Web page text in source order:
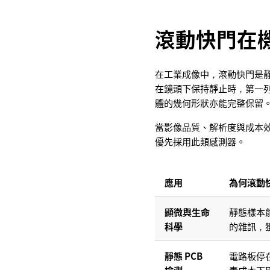
滾動快門在
在工業成像中，滾動快門是
在鏡頭下保持靜止時，第一
體的幾何形狀亦能完整保留
當影像品質、解析度與成本
優先採用此類感測器。
應用 為何滾動
顯微與生命
科學
靜態樣本
的雜訊，
靜態 PCB
電路板停